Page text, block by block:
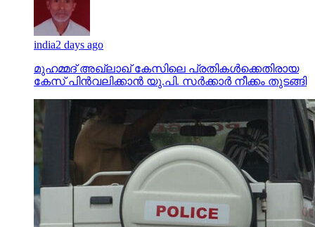
india2 days ago
മുഹമ്മദ് അഖ്‌ലാഖ് കേസിലെ പ്രതികള്‍ക്കെതിരായ
കേസ് പിന്‍വലിക്കാന്‍ യു.പി. സര്‍ക്കാര്‍ നീക്കം തുടങ്ങി